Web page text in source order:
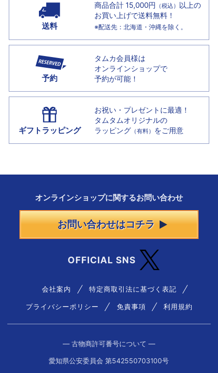
送料
商品合計 15,000円 （税込） 以上の
お買い上げで送料無料！
※配送先：北海道・沖縄を除く。
予約
タムカ会員様は
オンラインショップで
予約が可能！
ギフトラッピング
お祝い・プレゼントに最適！
タムタムオリジナルの
ラッピング （有料） をご用意
オンラインショップに関するお問い合わせ
お問い合わせはコチラ
OFFICIAL SNS
会社案内 特定商取引法に基づく表記
プライバシーポリシー 免責事項 利用規約
― 古物商許可番号について ―
愛知県公安委員会 第542550703100号